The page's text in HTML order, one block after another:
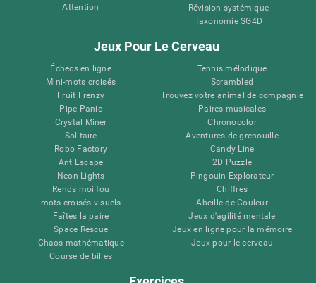
Attention
Révision systémique
Taxonomie SG4D
Jeux Pour Le Cerveau
Échecs en ligne
Mini-mots croisés
Fruit Frenzy
Pipe Panic
Crystal Miner
Solitaire
Robo Factory
Ant Escape
Neon Lights
Rends moi fou
mots croisés visuels
Faîtes la paire
Space Rescue
Chaos mathématique
Course de billes
Tennis mélodique
Scrambled
Trouvez votre animal de compagnie
Paires musicales
Chronocolor
Aventures de grenouille
Candy Line
2D Puzzle
Pingouin Explorateur
Chiffres
Abeille de Couleur
Jeux d'agilité mentale
Jeux en ligne pour la mémoire
Jeux pour le cerveau